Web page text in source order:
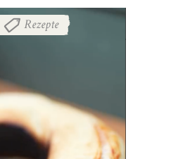
Rezepte